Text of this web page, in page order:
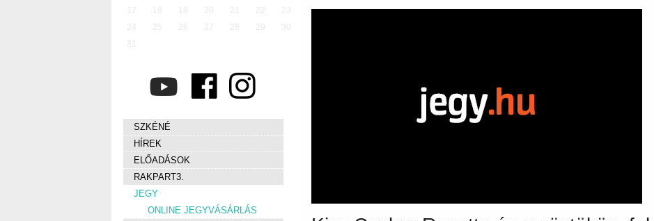
17
19 20 21 22
23
24
25 26 27 28 29
30
31
SZKÉNÉ
HÍREK
ELŐADÁSOK
RAKPART3.
JEGY
ONLINE JEGYVÁSÁRLÁS